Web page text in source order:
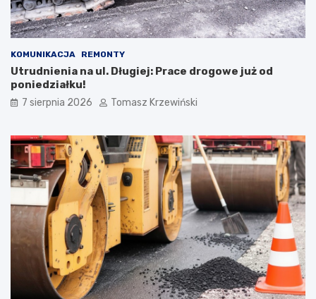
KOMUNIKACJA REMONTY
Utrudnienia na ul. Długiej: Prace drogowe już od
poniedziałku!
7 sierpnia 2026 Tomasz Krzewiński